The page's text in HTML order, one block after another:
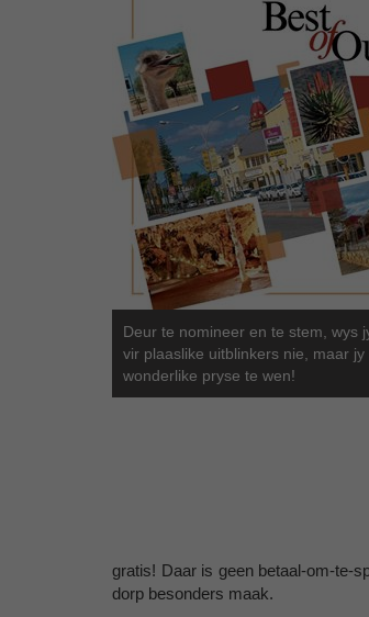
Deur te nomineer en te stem, wys
vir plaaslike uitblinkers nie, maar jy
wonderlike pryse te wen!
gratis! Daar is geen betaal-om-te-
dorp besonders maak.